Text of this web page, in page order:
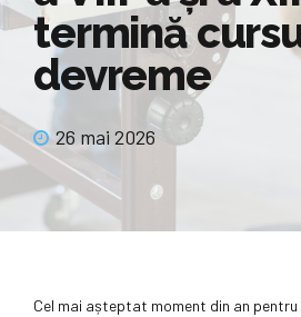
termină
devreme
26 mai 2026
Cel mai așteptat moment din an pentru